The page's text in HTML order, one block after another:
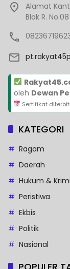
Alamat
Blok R.
oleh Dewan
Sertifikat
KATEGORI
Ragam
Daerah
Hukum &
Peristiwa
Ekbis
Politik
Nasional